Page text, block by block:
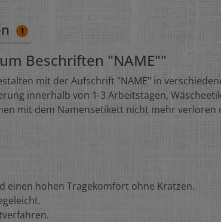
1
Beschriften "NAME""
mit der Aufschrift "NAME" in
innerhalb von 1-3 Arbeitstagen,
mit dem Namensetikett nicht mehr
einen hohen Tragekomfort ohne Kratzen.